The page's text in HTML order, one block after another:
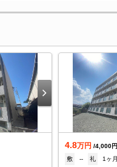
4.8万円 /4,000円
敷
-- 礼
1ヶ月